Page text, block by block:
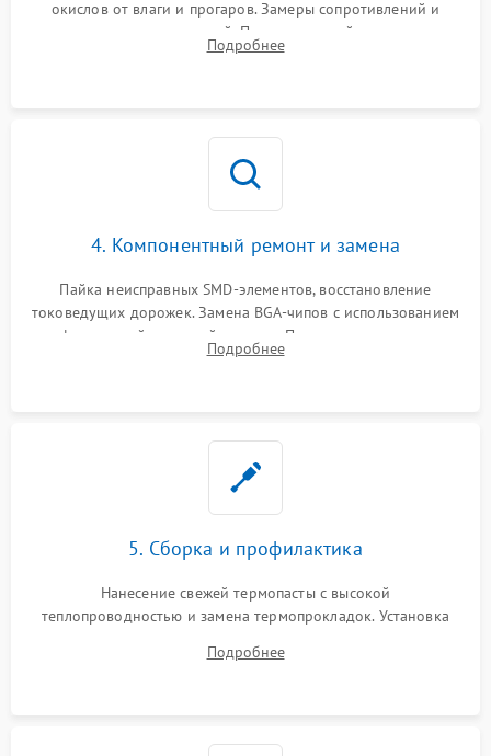
окислов от влаги и прогаров. Замеры сопротивлений и
дежурных напряжений. Проверка цепей питания,
мультиконтроллера, процессора и видеочипа.
Подробнее
4. Компонентный ремонт и замена
Пайка неисправных SMD-элементов, восстановление
токоведущих дорожек. Замена BGA-чипов с использованием
инфракрасной паяльной станции. Прошивка микросхемы
BIOS или замена поврежденных портов USB
Подробнее
5. Сборка и профилактика
Нанесение свежей термопасты с высокой
теплопроводностью и замена термопрокладок. Установка
шлейфов, модулей памяти и накопителей. Предварительная
Подробнее